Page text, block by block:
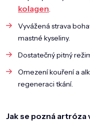
kolagen.
Vyvážená strava
mastné kyseliny.
Dostatečný pitný
Omezení kouření a
regeneraci tkání.
Jak se pozná